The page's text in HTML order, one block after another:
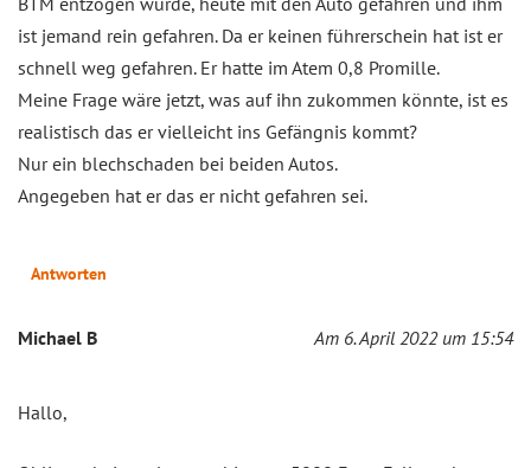
ist jemand rein gefahren. Da er keinen führerschein hat ist er
schnell weg gefahren. Er hatte im Atem 0,8 Promille.
Meine Frage wäre jetzt, was auf ihn zukommen könnte, ist es
realistisch das er vielleicht ins Gefängnis kommt?
Nur ein blechschaden bei beiden Autos.
Angegeben hat er das er nicht gefahren sei.
Antworten
Michael B Am 6. April 2022 um 15:54
Hallo,